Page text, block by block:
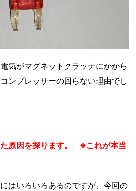
気がマグネットクラッチにかから
ンプレッサーの回らない理由でし
原因を探ります。 ※これが本当
はいろいろあるのですが、今回の